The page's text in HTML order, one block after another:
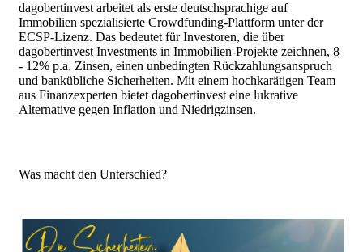
dagobertinvest arbeitet als erste deutschsprachige auf
Immobilien spezialisierte Crowdfunding-Plattform unter der
ECSP-Lizenz. Das bedeutet für Investoren, die über
dagobertinvest Investments in Immobilien-Projekte zeichnen, 8
- 12% p.a. Zinsen, einen unbedingten Rückzahlungsanspruch
und bankübliche Sicherheiten. Mit einem hochkarätigen Team
aus Finanzexperten bietet dagobertinvest eine lukrative
Alternative gegen Inflation und Niedrigzinsen.
Was macht den Unterschied?